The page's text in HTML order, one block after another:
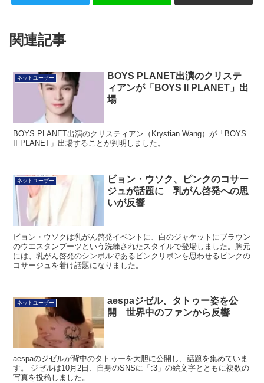
関連記事
ネットユーザー
BOYS PLANET出演のクリステ
ィアンが「BOYS II PLANET」出
場
BOYS PLANET出演のクリスティアン（Krystian Wang）が「BOYS
II PLANET」出場することが判明しました。
ネットユーザー
ビョン・ウソク、ピンクのコサー
ジュが話題に 乳がん啓発への思
いが反響
ビョン・ウソクは乳がん啓発イベントに、白のジャケットにブラウン
のウエスタンブーツという洗練されたスタイルで登場しました。胸元
には、乳がん啓発のシンボルであるピンクリボンを思わせるピンクの
コサージュを着け話題になりました。
ネットユーザー
aespaジゼル、タトゥー姿を公
開 世界中のファンから反響
aespaのジゼルが背中のタトゥーを大胆に公開し、話題を集めていま
す。 ジゼルは10月2日、自身のSNSに「:3」の絵文字とともに複数の
写真を投稿しました。